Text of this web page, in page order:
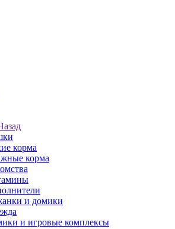
корма
корма
и домики
и игровые комплексы